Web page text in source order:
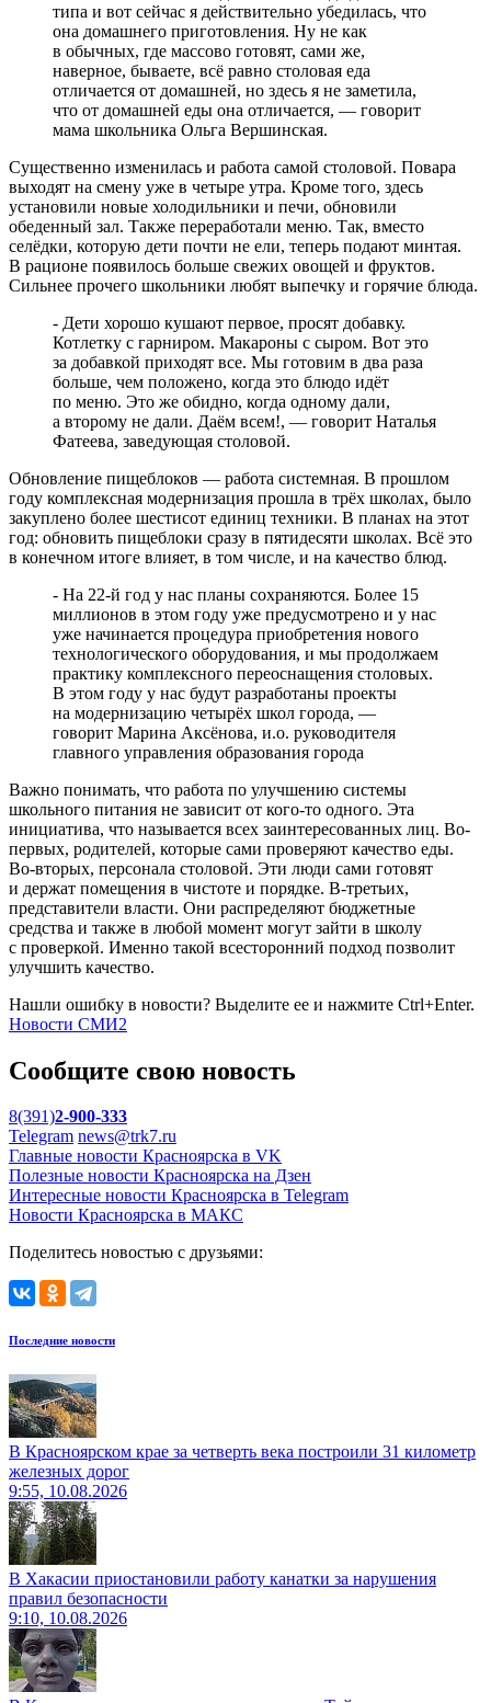
типа и вот сейчас я действительно убедилась, что
она домашнего приготовления. Ну не как
в обычных, где массово готовят, сами же,
наверное, бываете, всё равно столовая еда
отличается от домашней, но здесь я не заметила,
что от домашней еды она отличается, — говорит
мама школьника Ольга Вершинская.
Существенно изменилась и работа самой столовой. Повара
выходят на смену уже в четыре утра. Кроме того, здесь
установили новые холодильники и печи, обновили
обеденный зал. Также переработали меню. Так, вместо
селёдки, которую дети почти не ели, теперь подают минтая.
В рационе появилось больше свежих овощей и фруктов.
Сильнее прочего школьники любят выпечку и горячие блюда.
- Дети хорошо кушают первое, просят добавку.
Котлетку с гарниром. Макароны с сыром. Вот это
за добавкой приходят все. Мы готовим в два раза
больше, чем положено, когда это блюдо идёт
по меню. Это же обидно, когда одному дали,
а второму не дали. Даём всем!, — говорит Наталья
Фатеева, заведующая столовой.
Обновление пищеблоков — работа системная. В прошлом
году комплексная модернизация прошла в трёх школах, было
закуплено более шестисот единиц техники. В планах на этот
год: обновить пищеблоки сразу в пятидесяти школах. Всё это
в конечном итоге влияет, в том числе, и на качество блюд.
- На 22-й год у нас планы сохраняются. Более 15
миллионов в этом году уже предусмотрено и у нас
уже начинается процедура приобретения нового
технологического оборудования, и мы продолжаем
практику комплексного переоснащения столовых.
В этом году у нас будут разработаны проекты
на модернизацию четырёх школ города, —
говорит Марина Аксёнова, и.о. руководителя
главного управления образования города
Важно понимать, что работа по улучшению системы
школьного питания не зависит от кого-то одного. Эта
инициатива, что называется всех заинтересованных лиц. Во-
первых, родителей, которые сами проверяют качество еды.
Во-вторых, персонала столовой. Эти люди сами готовят
и держат помещения в чистоте и порядке. В-третьих,
представители власти. Они распределяют бюджетные
средства и также в любой момент могут зайти в школу
с проверкой. Именно такой всесторонний подход позволит
улучшить качество.
Нашли ошибку в новости? Выделите ее и нажмите Ctrl+Enter.
Новости СМИ2
Сообщите свою новость
8(391)2-900-333
Telegram news@trk7.ru
Главные новости Красноярска в VK
Полезные новости Красноярска на Дзен
Интересные новости Красноярска в Telegram
Новости Красноярска в МАКС
Поделитесь новостью с друзьями:
Последние новости
В Красноярском крае за четверть века построили 31 километр
железных дорог
9:55, 10.08.2026
В Хакасии приостановили работу канатки за нарушения
правил безопасности
9:10, 10.08.2026